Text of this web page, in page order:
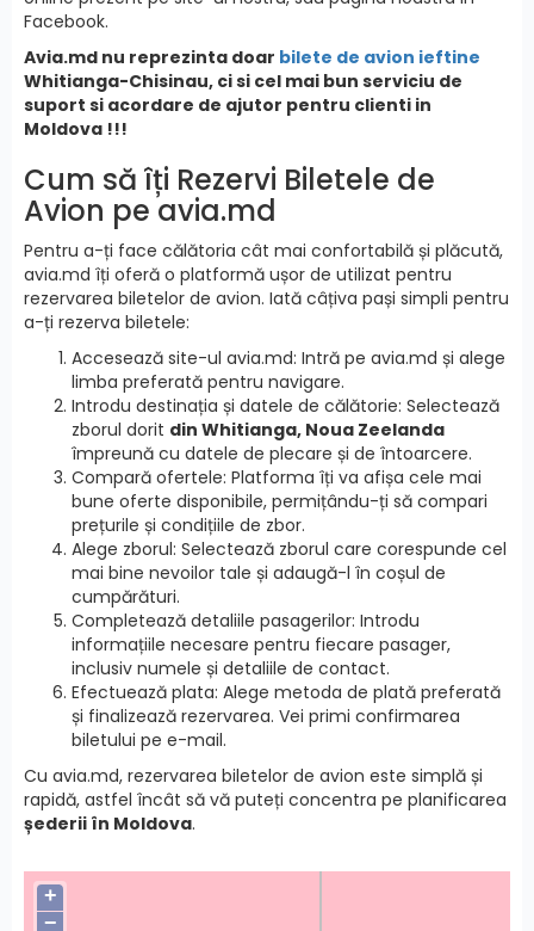
Facebook.
Avia.md nu reprezinta doar bilete de avion ieftine
Whitianga-Chisinau, ci si cel mai bun serviciu de
suport si acordare de ajutor pentru clienti in
Moldova !!!
Cum să îți Rezervi Biletele de
Avion pe avia.md
Pentru a-ți face călătoria cât mai confortabilă și plăcută,
avia.md îți oferă o platformă ușor de utilizat pentru
rezervarea biletelor de avion. Iată câțiva pași simpli pentru
a-ți rezerva biletele:
Accesează site-ul avia.md: Intră pe avia.md și alege
limba preferată pentru navigare.
Introdu destinația și datele de călătorie: Selectează
zborul dorit din Whitianga, Noua Zeelanda
împreună cu datele de plecare și de întoarcere.
Compară ofertele: Platforma îți va afișa cele mai
bune oferte disponibile, permițându-ți să compari
prețurile și condițiile de zbor.
Alege zborul: Selectează zborul care corespunde cel
mai bine nevoilor tale și adaugă-l în coșul de
cumpărături.
Completează detaliile pasagerilor: Introdu
informațiile necesare pentru fiecare pasager,
inclusiv numele și detaliile de contact.
Efectuează plata: Alege metoda de plată preferată
și finalizează rezervarea. Vei primi confirmarea
biletului pe e-mail.
Cu avia.md, rezervarea biletelor de avion este simplă și
rapidă, astfel încât să vă puteți concentra pe planificarea
șederii în Moldova.
+
−